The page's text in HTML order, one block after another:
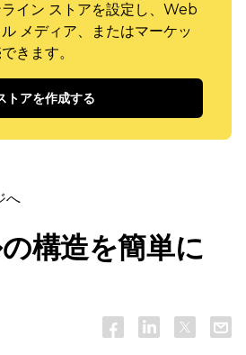
イン ストアを設定し、Web
メディア、またはマーケッ
きます。
トアを作成する
へ
構造を簡単に